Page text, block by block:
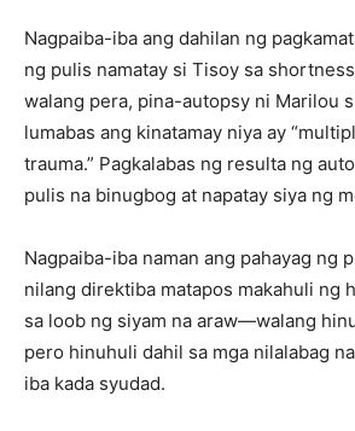
Nagpaiba-iba ang dahilan ng
ng pulis namatay si Tisoy sa
walang pera, pina-autopsy ni Marilou
lumabas ang kinatamay niya ay
trauma.” Pagkalabas ng resulta ng
pulis na binugbog at napatay siya ng
Nagpaiba-iba naman ang pahayag ng
nilang direktiba matapos makahuli ng
sa loob ng siyam na araw—walang
pero hinuhuli dahil sa mga nilalabag
iba kada syudad.